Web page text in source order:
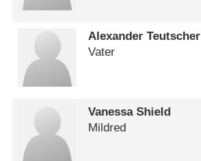
Alexander Teutscher
Vater
Vanessa Shield
Mildred